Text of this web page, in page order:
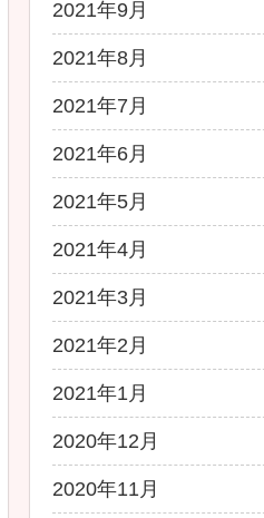
2021年9月
2021年8月
2021年7月
2021年6月
2021年5月
2021年4月
2021年3月
2021年2月
2021年1月
2020年12月
2020年11月